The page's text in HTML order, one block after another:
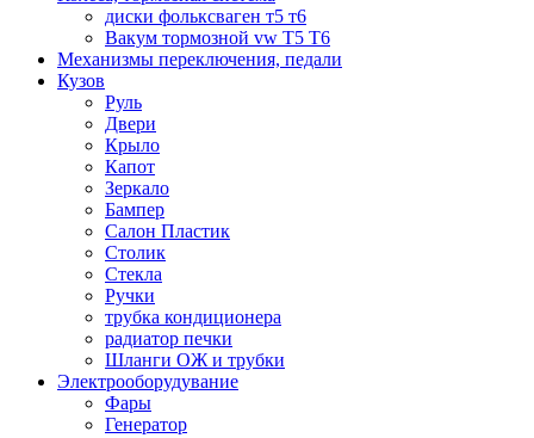
диски фольксваген т5 т6
Вакум тормозной vw T5 T6
Механизмы переключения, педали
Кузов
Руль
Двери
Крыло
Капот
Зеркало
Бампер
Салон Пластик
Столик
Стекла
Ручки
трубка кондиционера
радиатор печки
Шланги ОЖ и трубки
Электрооборудувание
Фары
Генератор